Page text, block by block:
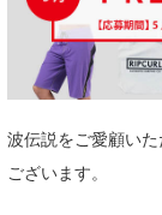
ニュース
サーフィンエリ
今月のプレゼント
波伝説をご愛顧い
ございます。
トラベル
ショップ情報
ショップ情報
湘南
ウラナミ
お知らせ